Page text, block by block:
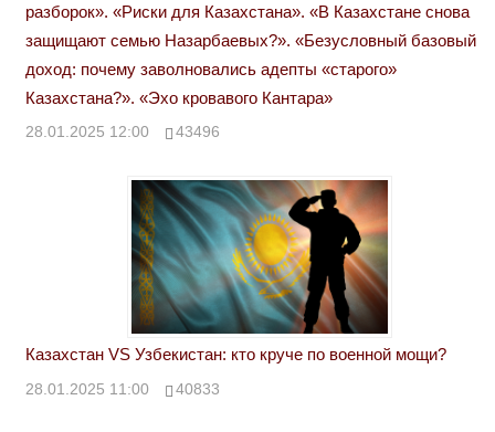
разборок». «Риски для Казахстана». «В Казахстане снова
защищают семью Назарбаевых?». «Безусловный базовый
доход: почему заволновались адепты «старого»
Казахстана?». «Эхо кровавого Кантара»
28.01.2025 12:00 43496
Казахстан VS Узбекистан: кто круче по военной мощи?
28.01.2025 11:00 40833